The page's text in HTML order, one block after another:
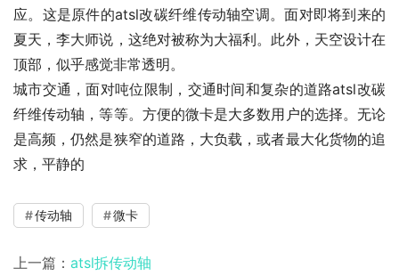
应。这是原件的atsl改碳纤维传动轴空调。面对即将到来的
夏天，李大师说，这绝对被称为大福利。此外，天空设计在
顶部，似乎感觉非常透明。
城市交通，面对吨位限制，交通时间和复杂的道路atsl改碳
纤维传动轴，等等。方便的微卡是大多数用户的选择。无论
是高频，仍然是狭窄的道路，大负载，或者最大化货物的追
求，平静的
传动轴 微卡
上一篇： atsl拆传动轴